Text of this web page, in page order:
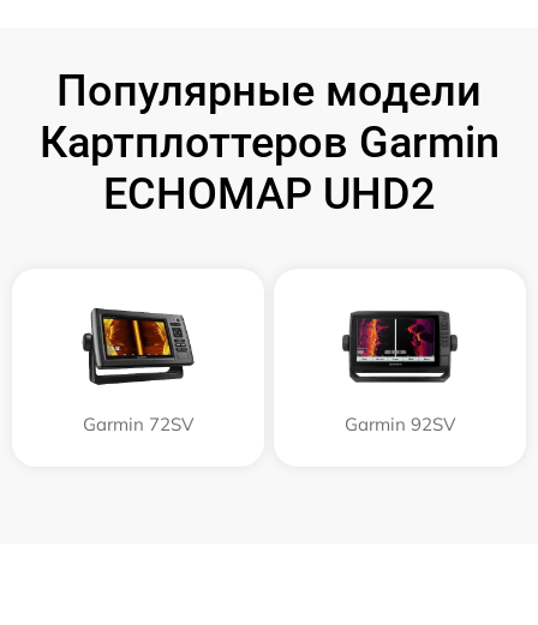
Популярные модели
Картплоттеров Garmin
ECHOMAP UHD2
Garmin 72SV Garmin 92SV